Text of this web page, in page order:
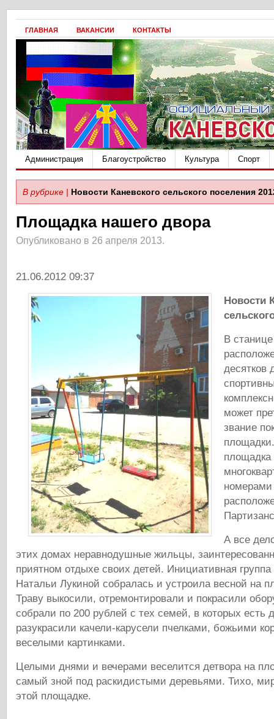
ГЛАВНАЯ ВАКАНСИИ КОНТАКТЫ
Администрация Благоустройство Культура Спорт
В рубрике | Новости Каневского сельского поселения
Площадка нашего двора
Опубликовано в 26 апреля 2013.
21.06.2012 09:37
Новости
В
десятков
может
звание
площадка
А все
этих домах неравнодушные жильцы,
приятном отдыхе своих детей. Инициативная
Натальи Лукиной собралась и устроила весной на
Траву выкосили, отремонтировали и покрасили
собрали по 200 рублей с тех семей, в которых есть
разукрасили качели-карусели пчелками, божьими
веселыми картинками.
Целыми днями и вечерами веселится детвора на
самый зной под раскидистыми деревьями. Тихо,
этой площадке.